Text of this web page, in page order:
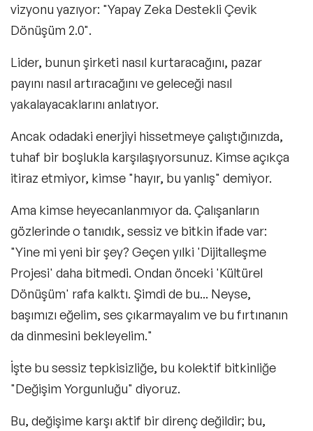
vizyonu yazıyor: "Yapay Zeka Destekli Çevik
Dönüşüm 2.0".
Lider, bunun şirketi nasıl kurtaracağını, pazar
payını nasıl artıracağını ve geleceği nasıl
yakalayacaklarını anlatıyor.
Ancak odadaki enerjiyi hissetmeye çalıştığınızda,
tuhaf bir boşlukla karşılaşıyorsunuz. Kimse açıkça
itiraz etmiyor, kimse "hayır, bu yanlış" demiyor.
Ama kimse heyecanlanmıyor da. Çalışanların
gözlerinde o tanıdık, sessiz ve bitkin ifade var:
"Yine mi yeni bir şey? Geçen yılki 'Dijitalleşme
Projesi' daha bitmedi. Ondan önceki 'Kültürel
Dönüşüm' rafa kalktı. Şimdi de bu... Neyse,
başımızı eğelim, ses çıkarmayalım ve bu fırtınanın
da dinmesini bekleyelim."
İşte bu sessiz tepkisizliğe, bu kolektif bitkinliğe
"Değişim Yorgunluğu" diyoruz.
Bu, değişime karşı aktif bir direnç değildir; bu,